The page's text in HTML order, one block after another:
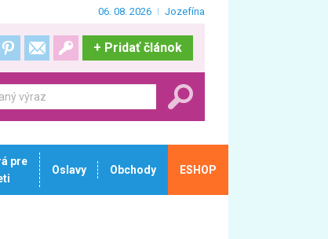
06. 08. 2026 Jozefína
+ Pridať článok
pre
Oslavy Obchody ESHOP